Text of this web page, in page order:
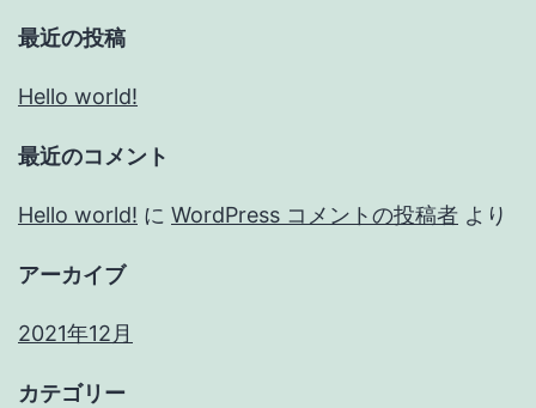
最近の投稿
Hello world!
最近のコメント
Hello world! に WordPress コメントの投稿者 より
アーカイブ
2021年12月
カテゴリー